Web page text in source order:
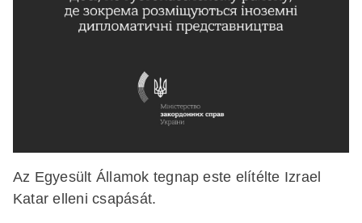
Az Egyesült Államok tegnap este elítélte Izrael
Katar elleni csapását.